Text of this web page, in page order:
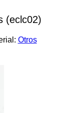
(eclc02)
Otros